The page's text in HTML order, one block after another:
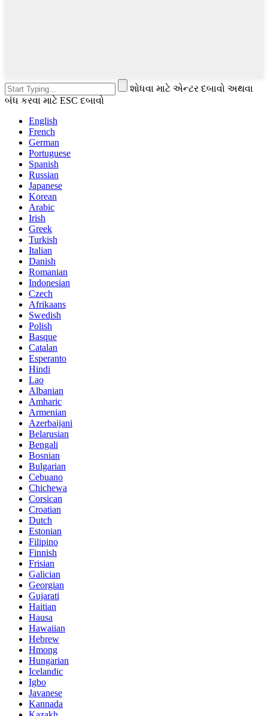
શોધવા માટે એન્ટર દબાવો અથવા
બંધ કરવા માટે ESC દબાવો
English
French
German
Portuguese
Spanish
Russian
Japanese
Korean
Arabic
Irish
Greek
Turkish
Italian
Danish
Romanian
Indonesian
Czech
Afrikaans
Swedish
Polish
Basque
Catalan
Esperanto
Hindi
Lao
Albanian
Amharic
Armenian
Azerbaijani
Belarusian
Bengali
Bosnian
Bulgarian
Cebuano
Chichewa
Corsican
Croatian
Dutch
Estonian
Filipino
Finnish
Frisian
Galician
Georgian
Gujarati
Haitian
Hausa
Hawaiian
Hebrew
Hmong
Hungarian
Icelandic
Igbo
Javanese
Kannada